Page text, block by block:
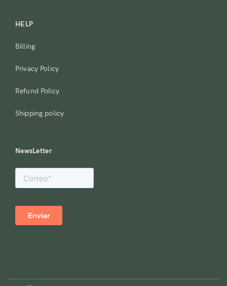
HELP
Billing
Privacy Policy
Refund Policy
Shipping policy
NewsLetter